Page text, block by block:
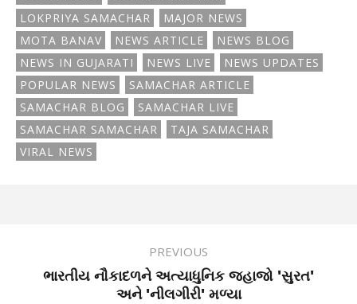
LOKPRIYA SAMACHAR
MAJOR NEWS
MOTA BANAV
NEWS ARTICLE
NEWS BLOG
NEWS IN GUJARATI
NEWS LIVE
NEWS UPDATES
POPULAR NEWS
SAMACHAR ARTICLE
SAMACHAR BLOG
SAMACHAR LIVE
SAMACHAR SAMACHAR
TAJA SAMACHAR
VIRAL NEWS
PREVIOUS
ભારતીય નૌકાદળને અત્યાધુનિક જહાજો 'સુરત'
અને 'નીલગીરી' મળ્યા